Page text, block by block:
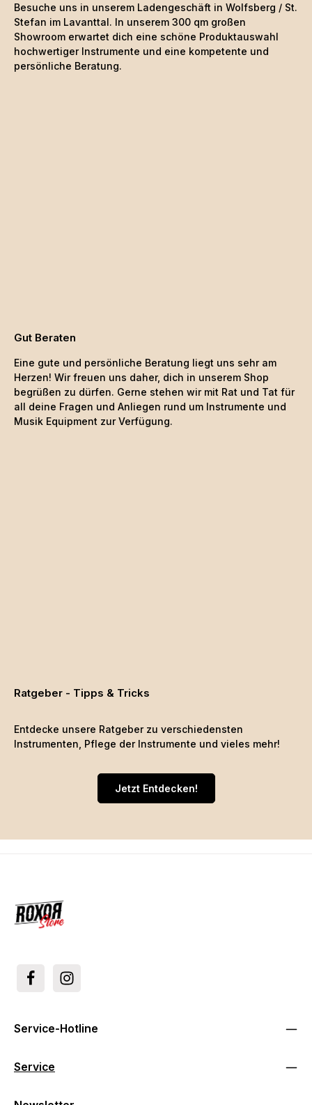
Besuche uns in unserem Ladengeschäft in Wolfsberg / St.
Stefan im Lavanttal. In unserem 300 qm großen
Showroom erwartet dich eine schöne Produktauswahl
hochwertiger Instrumente und eine kompetente und
persönliche Beratung.
Gut Beraten
Eine gute und persönliche Beratung liegt uns sehr am
Herzen! Wir freuen uns daher, dich in unserem Shop
begrüßen zu dürfen. Gerne stehen wir mit Rat und Tat für
all deine Fragen und Anliegen rund um Instrumente und
Musik Equipment zur Verfügung.
Ratgeber - Tipps & Tricks
Entdecke unsere Ratgeber zu verschiedensten
Instrumenten, Pflege der Instrumente und vieles mehr!
Jetzt Entdecken!
Service-Hotline
Service